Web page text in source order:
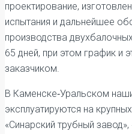
проектирование,
испытания и дальнейшее
производства
65 дней, при этом график и
заказчиком.
В Каменске‑Уральском
эксплуатируются на
«Синарский трубный